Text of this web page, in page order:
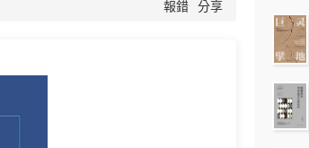
報錯 分享